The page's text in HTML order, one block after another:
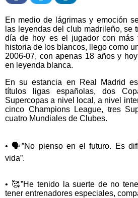
En medio de lágrimas y emoción
las leyendas del club madrileño, se
día de hoy es el jugador con más
historia de los blancos, llego como
2006-07, con apenas 18 años y
en leyenda blanca.
En su estancia en Real Madrid
títulos ligas españolas, dos
Supercopas a nivel local, a nivel
cinco Champions League, tres
cuatro Mundiales de Clubes.
• 🗣️”No pienso en el futuro. Es
vida”.
• 🥰”He tenido la suerte de no
tener entrenadores especiales,